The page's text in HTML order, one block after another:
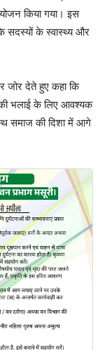
किया गया। इस
के सदस्यों के स्वास्थ्य और
जोर देते हुए कहा कि
की भलाई के लिए आवश्यक
समाज की दिशा में आगे